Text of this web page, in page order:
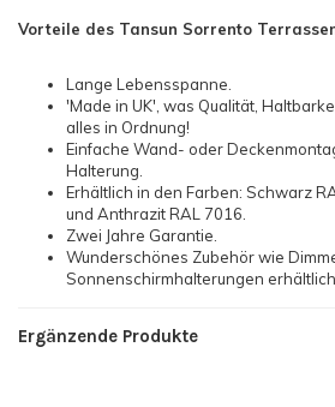
Vorteile des Tansun Sorrento
Lange Lebensspanne.
'Made in UK', was Qualität,
alles in Ordnung!
Einfache Wand- oder
Halterung.
Erhältlich in den Farben: Schwarz
und Anthrazit RAL 7016.
Zwei Jahre Garantie.
Wunderschönes Zubehör wie
Sonnenschirmhalterungen erhältlich.
Ergänzende Produkte